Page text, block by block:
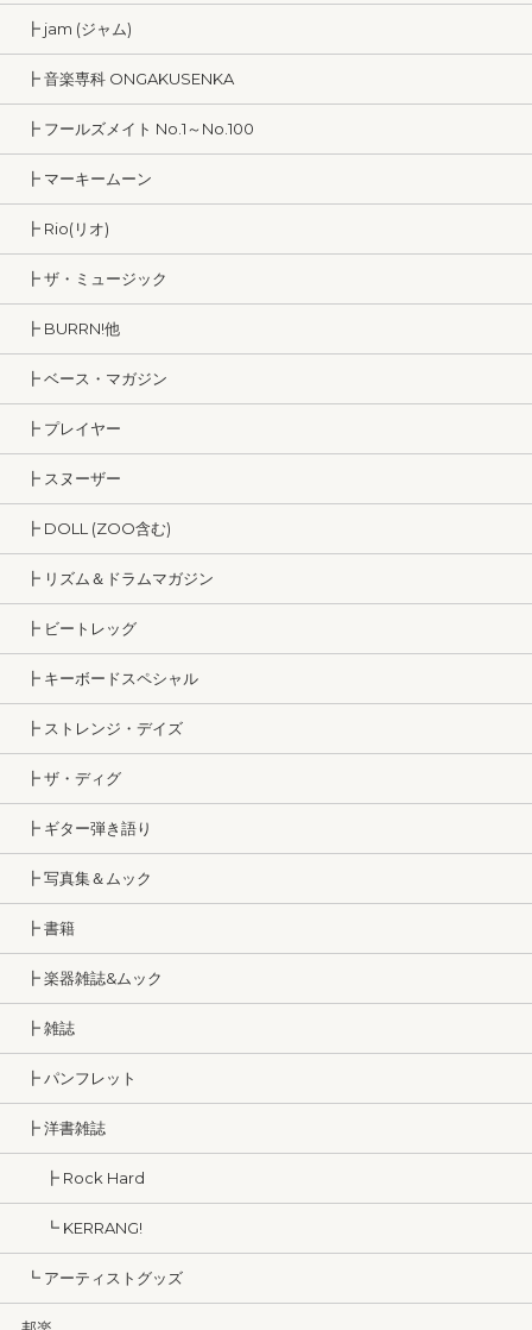
┣ jam (ジャム)
┣ 音楽専科 ONGAKUSENKA
┣ フールズメイト No.1～No.100
┣ マーキームーン
┣ Rio(リオ)
┣ ザ・ミュージック
┣ BURRN!他
┣ ベース・マガジン
┣ プレイヤー
┣ スヌーザー
┣ DOLL (ZOO含む)
┣ リズム＆ドラムマガジン
┣ ビートレッグ
┣ キーボードスペシャル
┣ ストレンジ・デイズ
┣ ザ・ディグ
┣ ギター弾き語り
┣ 写真集＆ムック
┣ 書籍
┣ 楽器雑誌&ムック
┣ 雑誌
┣ パンフレット
┣ 洋書雑誌
┣ Rock Hard
┗ KERRANG!
┗ アーティストグッズ